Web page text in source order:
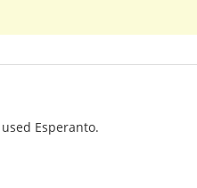
Esperanto.